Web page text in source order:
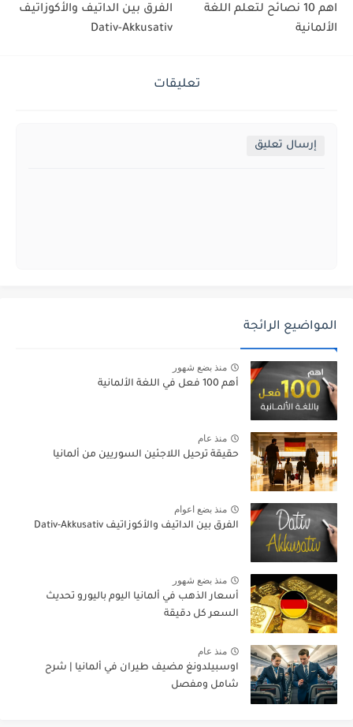
اهم 10 نصائح لتعلم اللغة
الألمانية
الفرق بين الداتيف والأكوزاتيف
Dativ-Akkusativ
تعليقات
إرسال تعليق
المواضيع الرائجة
منذ بضع شهور
أهم 100 فعل في اللغة الألمانية
منذ عام
حقيقة ترحيل اللاجئين السوريين من ألمانيا
منذ بضع اعوام
الفرق بين الداتيف والأكوزاتيف Dativ-Akkusativ
منذ بضع شهور
أسعار الذهب في ألمانيا اليوم باليورو تحديث
السعر كل دقيقة
منذ عام
اوسبيلدونغ مضيف طيران في ألمانيا | شرح
شامل ومفصل